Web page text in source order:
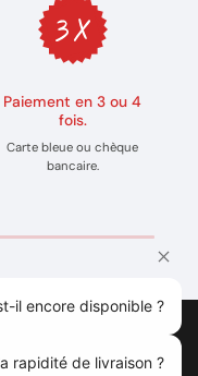
Paiement en 3 ou 4
fois.
Carte bleue ou chèque
bancaire.
il encore disponible ?
rapidité de livraison ?